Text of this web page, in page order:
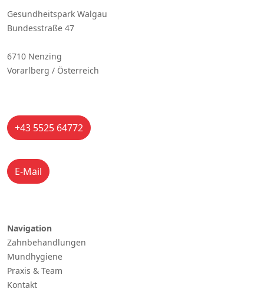
Gesundheitspark Walgau
Bundesstraße 47
6710 Nenzing
Vorarlberg / Österreich
+43 5525 64772
E-Mail
Navigation
Zahnbehandlungen
Mundhygiene
Praxis & Team
Kontakt